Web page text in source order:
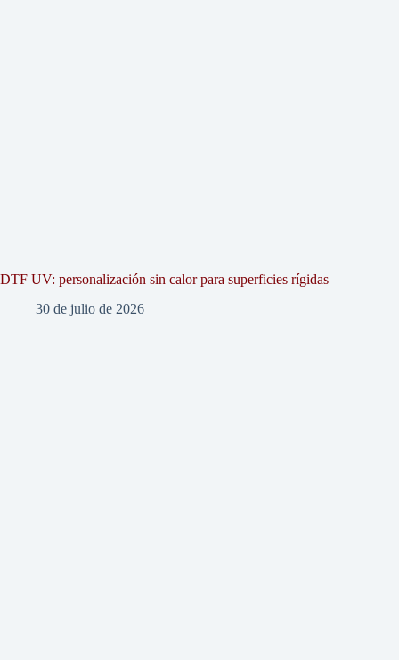
DTF UV: personalización sin calor para superficies rígidas
30 de julio de 2026